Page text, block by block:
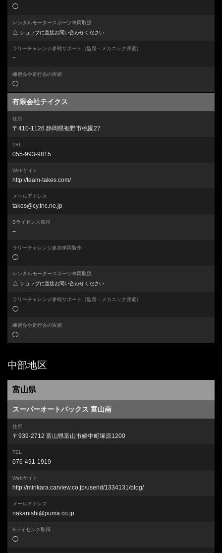
◯
レンタルモータースポーツ車両取扱
△ ショップに直接お問い合わせください
ラリーチャレンジ参戦サポート （監督・メカニック派遣）
−
練習会や走行会の実施
◯
有限会社テイクス
住所
〒410-1126 静岡県裾野市桃園27
TEL
055-993-9815
Webサイト
http://team-takes.com/
メールアドレス
takes@cy.tnc.ne.jp
Bライセンス取得
−
ラリーチャレンジ参加車両製作
◯
レンタルモータースポーツ車両取扱
△ ショップに直接お問い合わせください
ラリーチャレンジ参戦サポート （監督・メカニック派遣）
◯
練習会や走行会の実施
◯
中部地区
富山県
スーパーオートバックス 富山南
住所
〒939-2712 富山県富山市婦中町塚原1200
TEL
076-491-1919
Webサイト
http://minkara.carview.co.jp/userid/1334131/blog/
メールアドレス
nakanishi@puma.co.jp
Bライセンス取得
◯